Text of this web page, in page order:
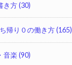
き方(30)
帰り０の働き方(165)
音楽 (90)